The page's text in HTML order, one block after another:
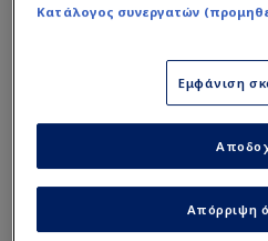
περισσότερα
Διαβάστε επίσης...
Το
Κατάλογος συνεργατών
Εμφάνιση
Απόρριψη